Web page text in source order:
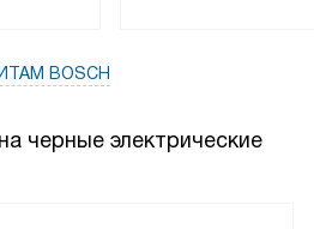
BOSCH
черные электрические